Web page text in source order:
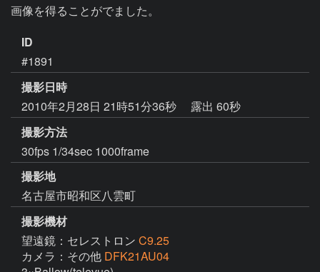
画像を得ることがでました。
ID
#1891
撮影日時
2010年2月28日 21時51分36秒
露出 60秒
撮影方法
30fps 1/34sec 1000frame
撮影地
名古屋市昭和区八雲町
撮影機材
望遠鏡：セレストロン C9.25
カメラ：その他 DFK21AU04